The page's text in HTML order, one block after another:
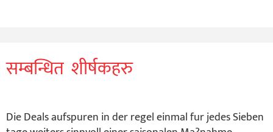
सम्बन्धित शीर्षकहरु
Die Deals aufspuren in der regel einmal fur jedes Sieben